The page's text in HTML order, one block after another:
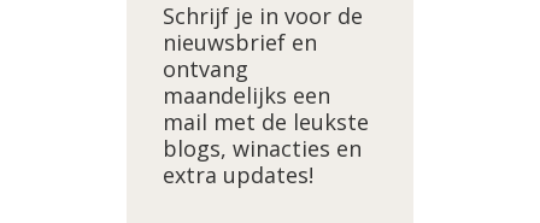
Schrijf je in voor de
nieuwsbrief en
ontvang
maandelijks een
mail met de leukste
blogs, winacties en
extra updates!